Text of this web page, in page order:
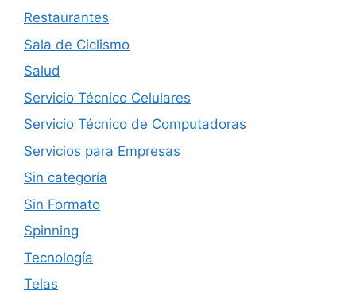
Restaurantes
Sala de Ciclismo
Salud
Servicio Técnico Celulares
Servicio Técnico de Computadoras
Servicios para Empresas
Sin categoría
Sin Formato
Spinning
Tecnología
Telas